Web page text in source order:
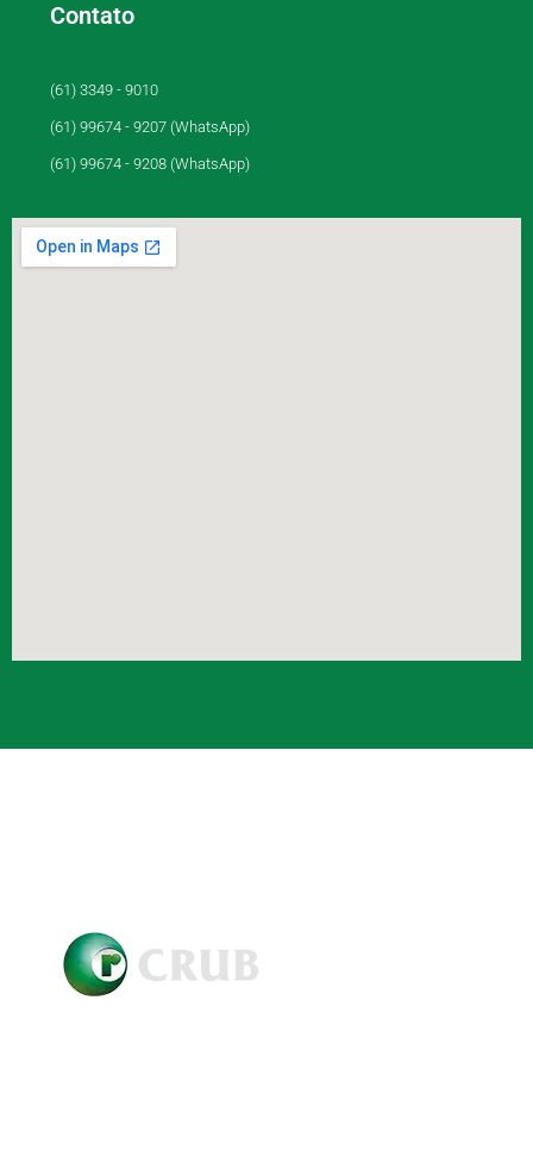
Contato
(61) 3349 - 9010
(61) 99674 - 9207 (WhatsApp)
(61) 99674 - 9208 (WhatsApp)